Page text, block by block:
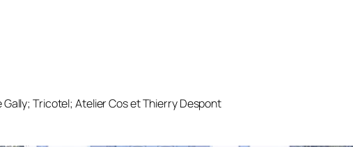
Gally; Tricotel; Atelier Cos et Thierry Despont